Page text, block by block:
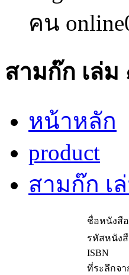
คน online
สามก๊ก เล่
หน้าหลัก
product
สามก๊ก
ชื่อหนังสือ
รหัสหนัง
ISBN
ที่ระลึกจา